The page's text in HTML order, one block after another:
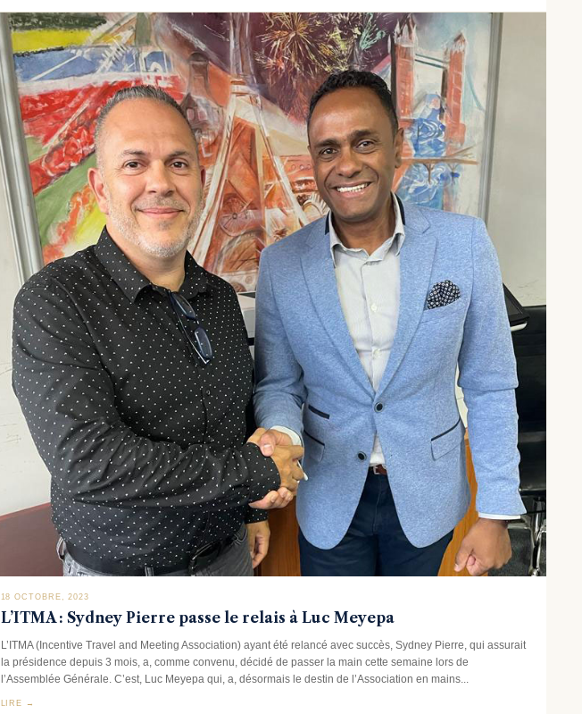
18 OCTOBRE, 2023
L’ITMA : Sydney Pierre passe le relais à Luc Meyepa
L’ITMA (Incentive Travel and Meeting Association) ayant été relancé avec succès, Sydney Pierre, qui assurait
la présidence depuis 3 mois, a, comme convenu, décidé de passer la main cette semaine lors de
l’Assemblée Générale. C’est, Luc Meyepa qui, a, désormais le destin de l’Association en mains...
LIRE →